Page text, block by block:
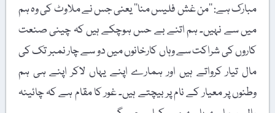
مبارک ہے: ’’من غش فلیس منا‘‘ یعنی جس نے ملاوٹ کی وہ ہم
میں سے نہیں۔ ہم اتنے بے حس ہوچکے ہیں کہ چینی صنعت
کاروں کی شراکت سے وہاں کارخانوں میں دو سے چار نمبر تک کی
مال تیار کرواتے ہیں اور ہمارے اپنے یہاں لاکر اپنے ہی ہم
وطنوں پر معیار کے نام پر بیچتے ہیں۔ غور کا مقام ہے کہ چائینہ